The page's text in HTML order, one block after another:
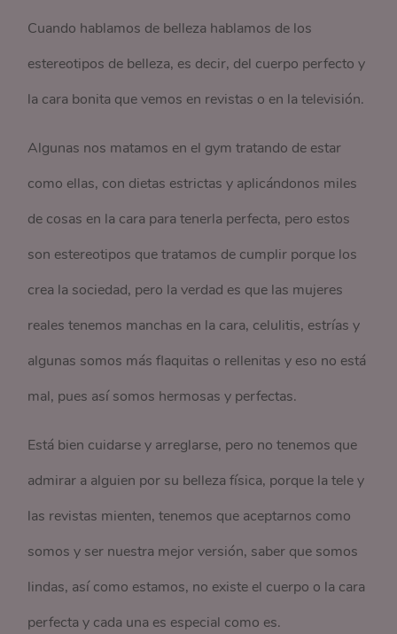
Cuando hablamos de belleza hablamos de los
estereotipos de belleza, es decir, del cuerpo perfecto y
la cara bonita que vemos en revistas o en la televisión.
Algunas nos matamos en el gym tratando de estar
como ellas, con dietas estrictas y aplicándonos miles
de cosas en la cara para tenerla perfecta, pero estos
son estereotipos que tratamos de cumplir porque los
crea la sociedad, pero la verdad es que las mujeres
reales tenemos manchas en la cara, celulitis, estrías y
algunas somos más flaquitas o rellenitas y eso no está
mal, pues así somos hermosas y perfectas.
Está bien cuidarse y arreglarse, pero no tenemos que
admirar a alguien por su belleza física, porque la tele y
las revistas mienten, tenemos que aceptarnos como
somos y ser nuestra mejor versión, saber que somos
lindas, así como estamos, no existe el cuerpo o la cara
perfecta y cada una es especial como es.